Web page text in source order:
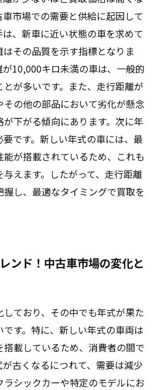
市場での需要と供給に起因して
、新車に近い状態の車を求めて
その品質を示す指標となりま
10,000キロ未満の車は、一般的
が多いです。また、走行距離が
の他の部品において劣化が懸念
下がる傾向にあります。次に年
です。新しい年式の車には、最
が搭載されているため、これも
えます。したがって、走行距離
握し、最適なタイミングで買取を
ンド！中古車市場の変化と
ており、その中でも年式が果た
す。特に、新しい年式の車両は
載しているため、消費者の間で
古くなるにつれて、需要は減少
ラシックカーや特定のモデルにお